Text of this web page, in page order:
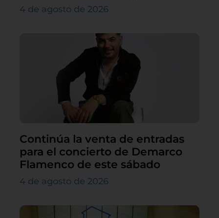
4 de agosto de 2026
Continúa la venta de entradas
para el concierto de Demarco
Flamenco de este sábado
4 de agosto de 2026